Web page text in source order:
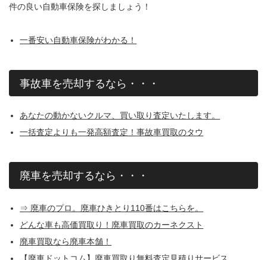
件の良い自動車保険を探しましょう！
一番安い自動車保険がわかる！
事故車を売却するなら・・・
あなたの動かないクルマ、買い取り査定いたします。
一括査定よりも一発高額査定！事故車買取のタウ
廃車を売却するなら・・・
⇒ 廃車のプロ。廃車ひきとり110番はこちらを。
どんな車も高価買取り！廃車買取のカーネクスト
廃車買取なら廃車本舗！
【廃車ドットコム】廃車買取り無料査定見積りサービス